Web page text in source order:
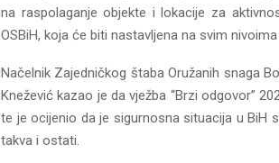
na raspolaganje objekte i lokacije za
OSBiH, koja će biti nastavljena na svim
Načelnik Zajedničkog štaba Oružanih snaga
Knežević kazao je da vježba “Brzi odgovor”
te je ocijenio da je sigurnosna situacija u BiH
takva i ostati.